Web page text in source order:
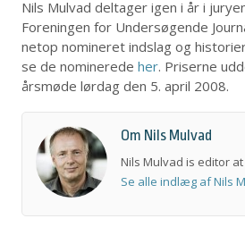
Nils Mulvad deltager igen i år i
Foreningen for Undersøgende
netop nomineret indslag og
se de nomineredeher. Priserne
årsmøde lørdag den 5. april 2008.
Om Nils Mulvad
Nils Mulvad is editor
Se alle indlæg af Nils